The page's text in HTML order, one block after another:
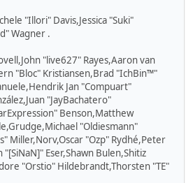
"Illori" Davis,Jessica "Suki"
Wagner .
"live627" Rayes,Aaron van
"Bloc" Kristiansen,Brad "IchBin™"
Jan "Compuart"
"JayBachatero"
Benson,Matthew
"Oldiesmann"
Miller,Norv,Oscar "Ozp" Rydhé,Peter
Eser,Shawn Bulen,Shitiz
"Orstio" Hildebrandt,Thorsten "TE"